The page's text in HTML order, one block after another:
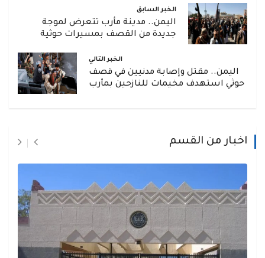
الخبر السابق
اليمن.. مدينة مأرب تتعرض لموجة
جديدة من القصف بمسيرات حوثية
الخبر التالي
اليمن.. مقتل وإصابة مدنيين في قصف
حوثي استهدف مخيمات للنازحين بمأرب
اخبار من القسم